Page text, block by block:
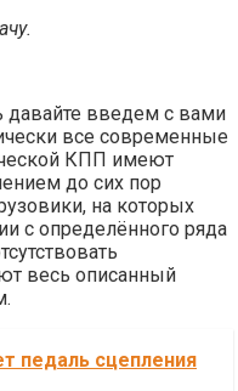
давайте введем с вами
все современные
КПП имеют
до сих пор
на которых
с определённого ряда
весь описанный
педаль сцепления